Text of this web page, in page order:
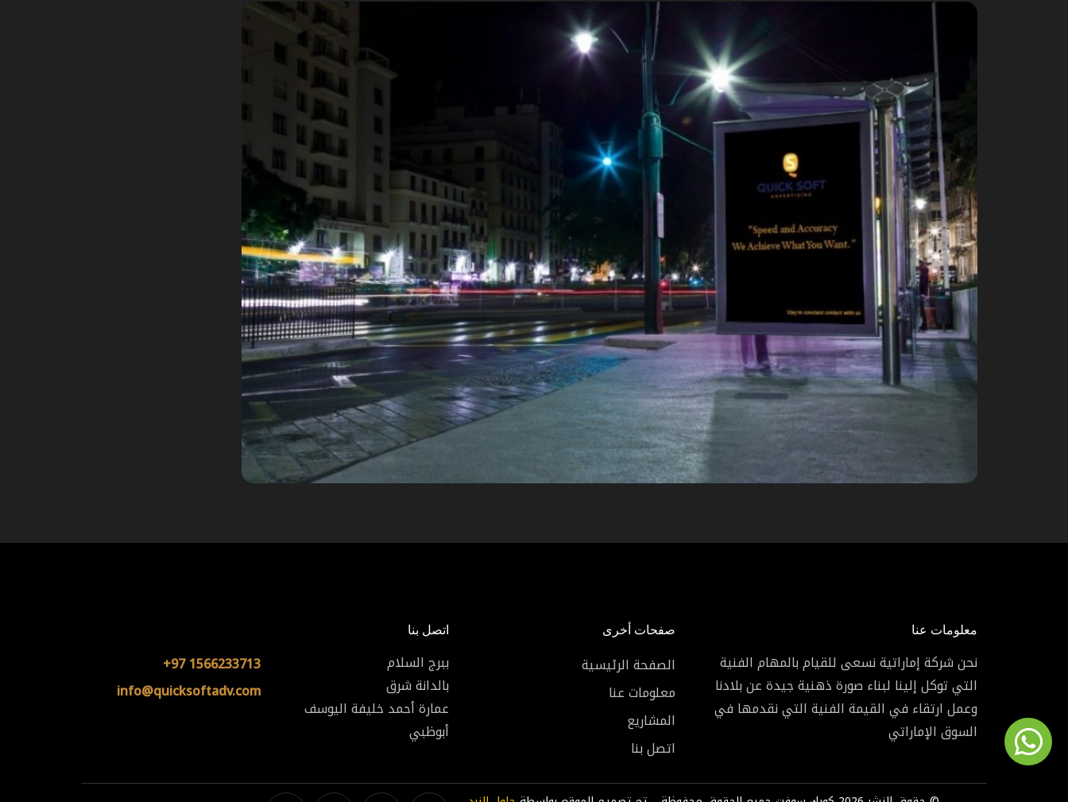
معلومات عنا
نحن شركة إماراتية نسعى للقيام بالمهام الفنية
التي توكل إلينا لبناء صورة ذهنية جيدة عن بلادنا
وعمل ارتقاء في القيمة الفنية التي نقدمها في
السوق الإماراتي
صفحات أخرى
الصفحة الرئيسية
معلومات عنا
المشاريع
اتصل بنا
اتصل بنا
ببرج السلام
بالدانة شرق
عمارة أحمد خليفة اليوسف
أبوظبي
+97 1566233713
info@quicksoftadv.com